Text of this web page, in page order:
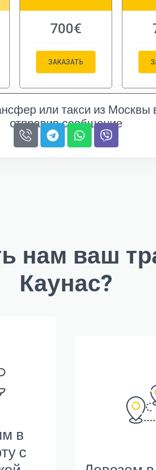
700€
ЗАКАЗАТЬ
или такси из
отправив сообщение
нам ваш
Каунас?
в
с